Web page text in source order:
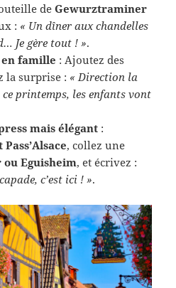
deGewurztraminer
: « Un dîner aux chandelles
Je gère tout ! ».
famille : Ajoutez des
la surprise : « Direction la
ce printemps, les enfants vont
mais élégant :
, collez une
Eguisheim, et écrivez :
c’est ici ! ».